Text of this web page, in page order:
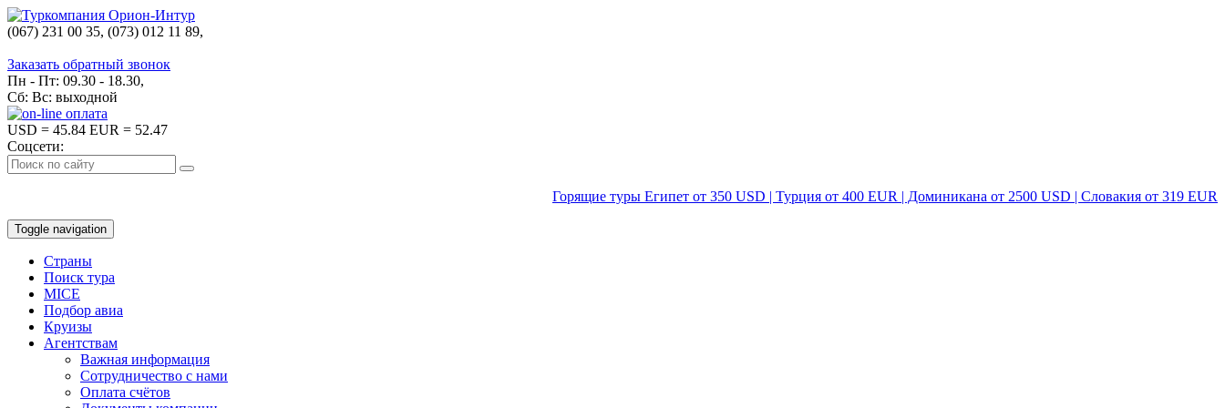
(067) 231 00 35, (073) 012 11 89,
Заказать обратный звонок
Пн - Пт: 09.30 - 18.30,
Сб: Вс: выходной
USD = 45.84 EUR = 52.47
Соцсети:
Горящие туры Египет от 350 USD | Турция от 400 EUR | Доминикана от 2500 USD | Словакия от 319 EUR
Toggle navigation
Страны
Поиск тура
MICE
Подбор авиа
Круизы
Агентствам
Важная информация
Сотрудничество с нами
Оплата счётов